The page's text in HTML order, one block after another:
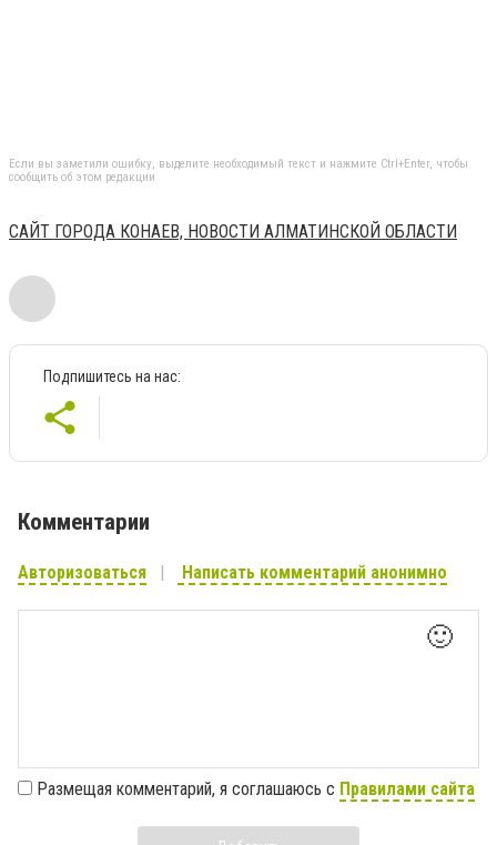
Если вы заметили ошибку, выделите необходимый текст и нажмите Ctrl+Enter, чтобы
сообщить об этом редакции
САЙТ ГОРОДА КОНАЕВ, НОВОСТИ АЛМАТИНСКОЙ ОБЛАСТИ
Подпишитесь на нас:
Комментарии
Авторизоваться Написать комментарий анонимно
🙂
Размещая комментарий, я соглашаюсь с Правилами сайта